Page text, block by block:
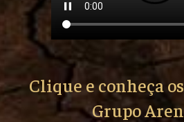
Clique e conheça
Grupo